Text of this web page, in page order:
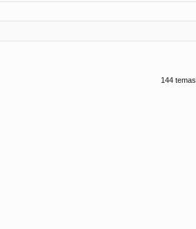
144 temas